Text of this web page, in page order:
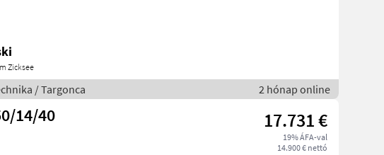
Zicksee
/ Targonca 2 hónap online
14/40 17.731 €
19% ÁFA-val
14.900 € nettó